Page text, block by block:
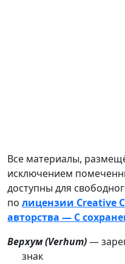
Все материалы,
исключением
доступны для
по лицензии Creative
авторства — С
Верхум (Verhum)—
знак